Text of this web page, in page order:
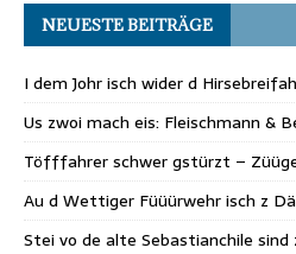
NEUESTE BEITRÄGE
I dem Johr isch wider d
Us zwoi mach eis: Fleischmann &
Töfffahrer schwer gstürzt –
Au d Wettiger Füüürwehr isch z
Stei vo de alte Sebastianchile